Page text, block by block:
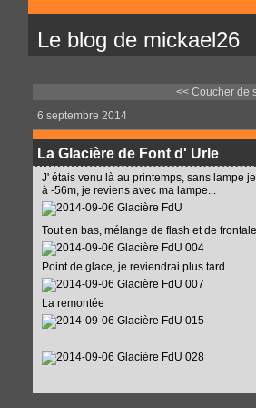
Le blog de mickael26
<< Coucher de
6 septembre 2014
La Glacière de Font d' Urle
J' étais venu là au printemps, sans lampe
à -56m, je reviens avec ma lampe...
Tout en bas, mélange de flash et de
Point de glace, je reviendrai plus tard
La remontée